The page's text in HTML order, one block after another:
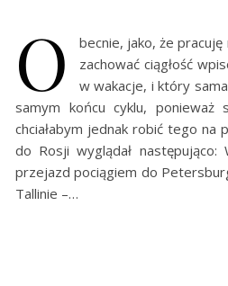
O
becnie, jako, że
zachować ciągłość
w wakacje, i który
samym końcu cyklu,
chciałabym jednak robić tego
do Rosji wyglądał
przejazd pociągiem do
Tallinie –…